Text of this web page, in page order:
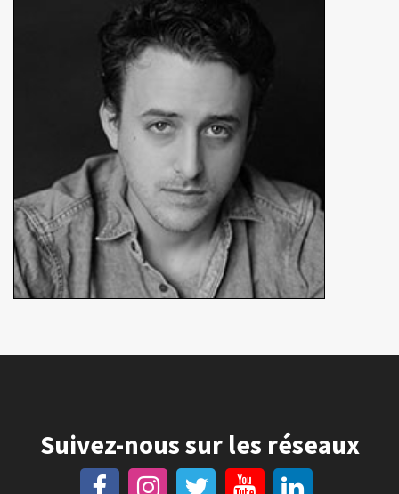
Stanislas Perrin
Suivez-nous sur les réseaux